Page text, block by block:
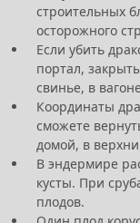
строительных
осторожного
Если убить
портал,
свинье, в
Координаты
сможете
домой, в
В эндермире
кусты. При
плодов.